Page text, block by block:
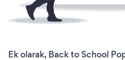
Ek olarak, Back to School